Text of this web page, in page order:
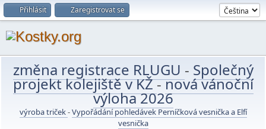
Přihlásit Zaregistrovat se
změna registrace RLUGU - Společný
projekt kolejiště v KŽ-nová vánoční
výloha 2026
výroba triček-Vypořádání pohledávek Perníčková vesnička a Elfí
vesnička